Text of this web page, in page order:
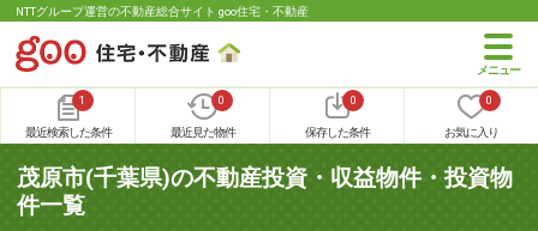
NTTグループ運営の不動産総合サイト goo住宅・不動産
1
最近検索した条件
0
最近見た物件
0
保存した条件
0
お気に入り
茂原市(千葉県)の不動産投資・収益物件・投資物
件一覧